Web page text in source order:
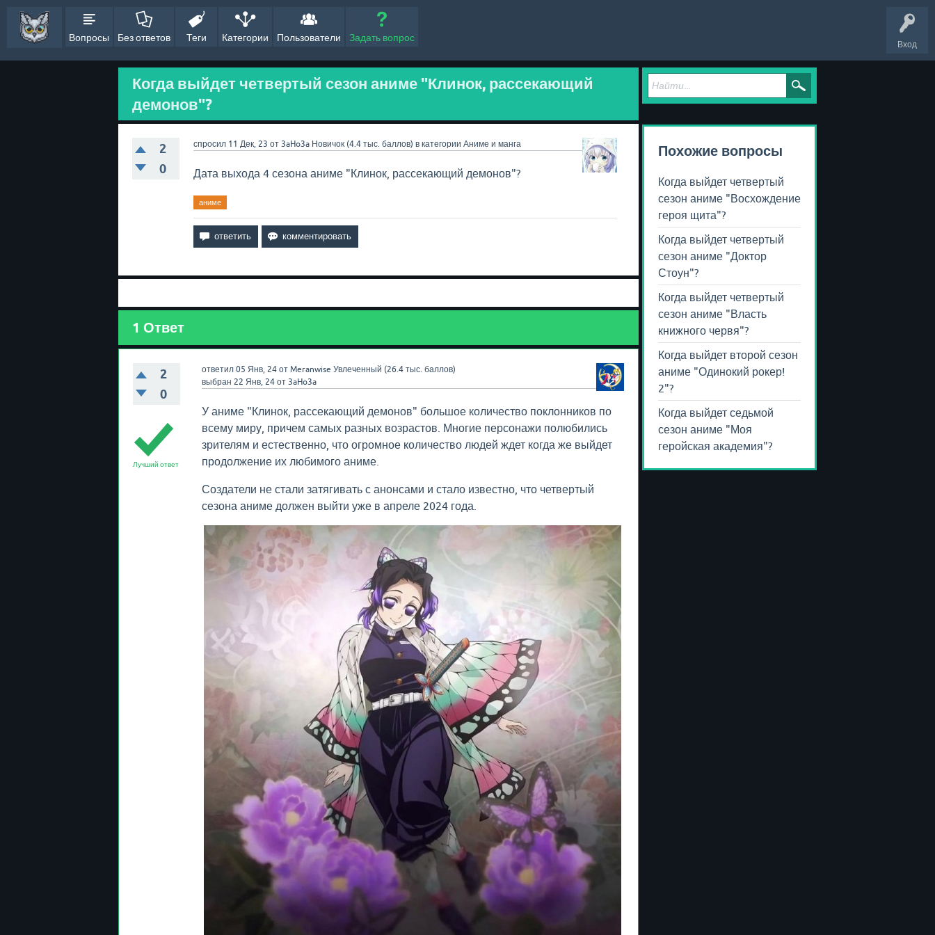
Вход
Вопросы Без ответов Теги Категории Пользователи Задать вопрос
Когда выйдет четвертый сезон аниме "Клинок, рассекающий
демонов"?
2
0
спросил 11 Дек, 23 от 3aHo3a Новичок (4.4 тыс. баллов) в категории Аниме и манга
Дата выхода 4 сезона аниме "Клинок, рассекающий демонов"?
аниме
1 Ответ
2
0
ответил 05 Янв, 24 от Meranwise Увлеченный (26.4 тыс.баллов)
выбран 22 Янв, 24 от 3aHo3a
Лучший ответ
У аниме "Клинок, рассекающий демонов" большое количество поклонников по
всему миру, причем самых разных возрастов. Многие персонажи полюбились
зрителям и естественно, что огромное количество людей ждет когда же выйдет
продолжение их любимого аниме.
Создатели не стали затягивать с анонсами и стало известно, что четвертый
сезона аниме должен выйти уже в апреле 2024 года.
Похожие вопросы
Когда выйдет четвертый
сезон аниме "Восхождение
героя щита"?
Когда выйдет четвертый
сезон аниме "Доктор
Стоун"?
Когда выйдет четвертый
сезон аниме "Власть
книжного червя"?
Когда выйдет второй сезон
аниме "Одинокий рокер!
2"?
Когда выйдет седьмой
сезон аниме "Моя
геройская академия"?